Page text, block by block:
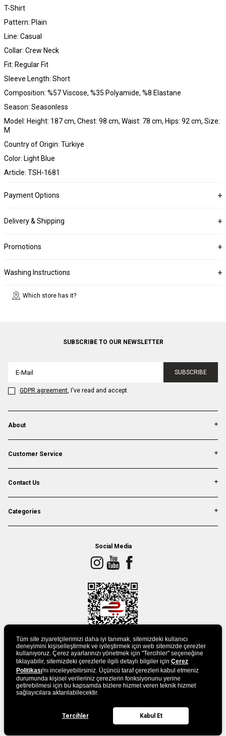
T-Shirt
Pattern: Plain
Line: Casual
Collar: Crew Neck
Fit: Regular Fit
Sleeve Length: Short
Composition: %57 Viscose, %35 Polyamide, %8 Elastane
Season: Seasonless
Model: Height: 187 cm, Chest: 98 cm, Waist: 78 cm, Hips: 92 cm, Size:
M
Country of Origin: Türkiye
Color: Light Blue
Article: TSH-1681
Payment Options
Delivery & Shipping
Promotions
Washing Instructions
Which store has it?
SUBSCRIBE TO OUR NEWSLETTER
SUBSCRIBE
GDPR agreement, I've read and accept.
About
Customer Service
Contact Us
Categories
Social Media
DOWLAND APP
Tüm site ziyaretçilerimizi daha iyi tanımak, sitemizdeki kullanıcı
deneyimini kişiselleştirmek ve iyileştirmek için web sitemizde çerezler
kullanıyoruz. Çerez ayarlarınızı yönetmek için "Tercihler" seçeneğine
tıklayabilir, sitemizdeki çerezlerle ilgili detaylı bilgiler için Çerez
Politikası'nı inceleyebilirsiniz. Üçüncü taraf çerezleri kabul etmeniz
durumunda kişisel verileriniz çerezlerin fonksiyonunu yerine
getirebilmesi için bu kapsamda bizlere hizmet veren teknik hizmet
sağlayıcılara aktarılabilecektir.
Tercihler Kabul Et